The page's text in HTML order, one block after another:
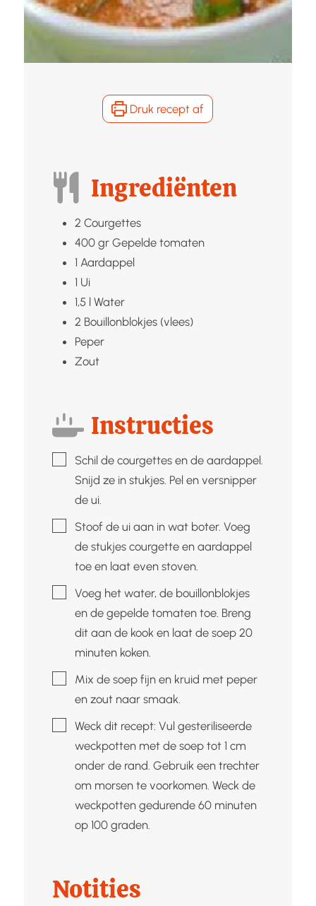
Druk recept af
Ingrediënten
2 Courgettes
400 gr Gepelde tomaten
1 Aardappel
1 Ui
1,5 l Water
2 Bouillonblokjes (vlees)
Peper
Zout
Instructies
▢Schil de courgettes en de aardappel.
Snijd ze in stukjes. Pel en versnipper
de ui.
▢Stoof de ui aan in wat boter. Voeg
de stukjes courgette en aardappel
toe en laat even stoven.
▢Voeg het water, de bouillonblokjes
en de gepelde tomaten toe. Breng
dit aan de kook en laat de soep 20
minuten koken.
▢Mix de soep fijn en kruid met peper
en zout naar smaak.
▢Weck dit recept: Vul gesteriliseerde
weckpotten met de soep tot 1 cm
onder de rand. Gebruik een trechter
om morsen te voorkomen. Weck de
weckpotten gedurende 60 minuten
op 100 graden.
Notities